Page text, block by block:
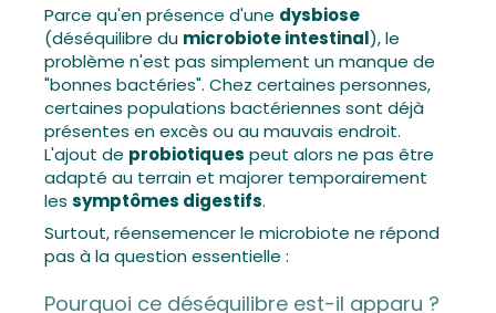
Parce qu'en présence d'une dysbiose
(déséquilibre du microbiote intestinal), le
problème n'est pas simplement un manque de
"bonnes bactéries". Chez certaines personnes,
certaines populations bactériennes sont déjà
présentes en excès ou au mauvais endroit.
L'ajout de probiotiques peut alors ne pas être
adapté au terrain et majorer temporairement
les symptômes digestifs.
Surtout, réensemencer le microbiote ne répond
pas à la question essentielle :
Pourquoi ce déséquilibre est-il apparu ?